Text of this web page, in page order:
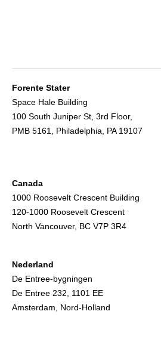
Forente Stater
Space Hale Building
100 South Juniper St, 3rd Floor,
PMB 5161, Philadelphia, PA 19107
Canada
1000 Roosevelt Crescent Building
120-1000 Roosevelt Crescent
North Vancouver, BC V7P 3R4
Nederland
De Entree-bygningen
De Entree 232, 1101 EE
Amsterdam, Nord-Holland